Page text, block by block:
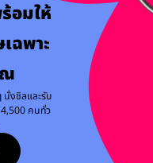
อมให้
ฉพาะ
นั่งชิลและรับ
4,500 คนทั่ว